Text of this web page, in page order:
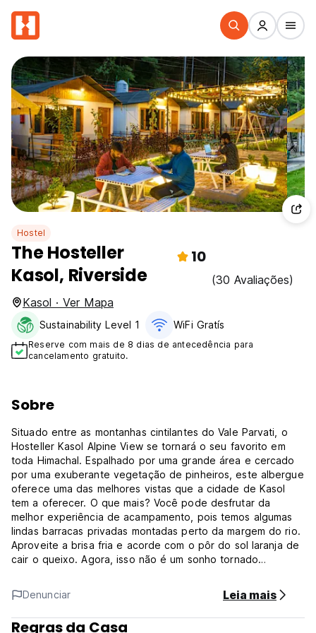
Hostel
The Hosteller
Kasol, Riverside
10
(30 Avaliações)
Kasol · Ver Mapa
Sustainability Level 1 WiFi Gratís
Reserve com mais de 8 dias de antecedência para
cancelamento gratuito.
Sobre
Situado entre as montanhas cintilantes do Vale Parvati, o
Hosteller Kasol Alpine View se tornará o seu favorito em
toda Himachal. Espalhado por uma grande área e cercado
por uma exuberante vegetação de pinheiros, este albergue
oferece uma das melhores vistas que a cidade de Kasol
tem a oferecer. O que mais? Você pode desfrutar da
melhor experiência de acampamento, pois temos algumas
lindas barracas privadas montadas perto da margem do rio.
Aproveite a brisa fria e acorde com o pôr do sol laranja de
cair o queixo. Agora, isso não é um sonho tornado
está chegando’ na Kasol! Nossa adição favorita neste
albergue é o trono gigantesco que fica bem no jardim dos
fundos. Com uma altura de aproximadamente 18 pés, esta
estrutura majestosa é o local perfeito para tirar fotos
Denunciar Leia mais
Regras da Casa